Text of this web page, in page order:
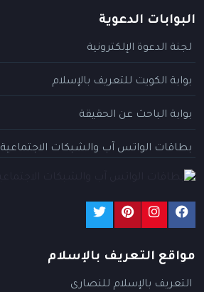
البوابات الدعوية
لجنة الدعوة الإلكترونية
بوابة الكويت للتعريف بالإسلام
بوابة الباحث عن الحقيقة
بطاقات الواتس آب والشبكات الاجتماعية
مواقع التعريف بالإسلام
التعريف بالإسلام للنصارى